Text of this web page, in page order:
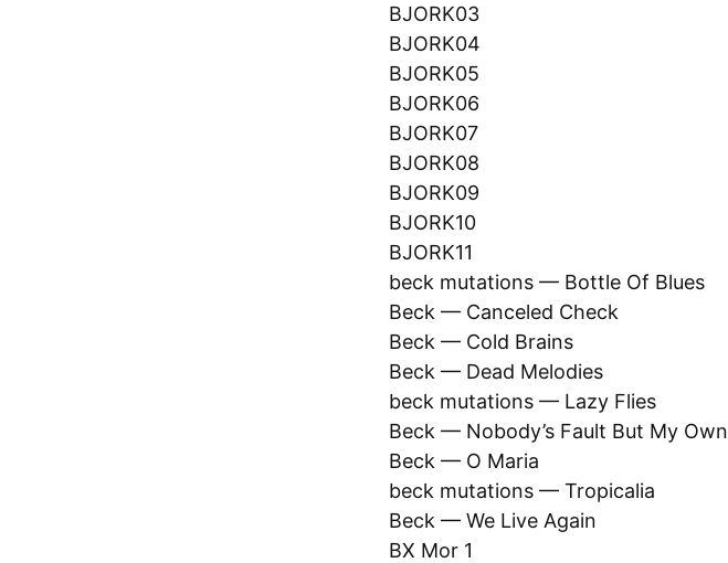
BJORK03
BJORK04
BJORK05
BJORK06
BJORK07
BJORK08
BJORK09
BJORK10
BJORK11
beck mutations — Bottle Of Blues
Beck — Canceled Check
Beck — Cold Brains
Beck — Dead Melodies
beck mutations — Lazy Flies
Beck — Nobody’s Fault But My Own
Beck — O Maria
beck mutations — Tropicalia
Beck — We Live Again
BX Mor 1